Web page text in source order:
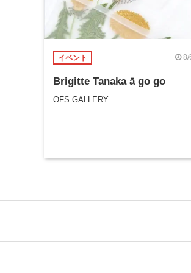
イベント 8/
Brigitte Tanaka ā go go
OFS GALLERY